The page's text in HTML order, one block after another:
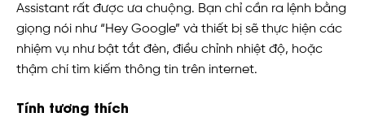
Assistant rất được ưa chuộng. Bạn chỉ cần ra lệnh bằng
giọng nói như “Hey Google” và thiết bị sẽ thực hiện các
nhiệm vụ như bật tắt đèn, điều chỉnh nhiệt độ, hoặc
thậm chí tìm kiếm thông tin trên internet.
Tính tương thích